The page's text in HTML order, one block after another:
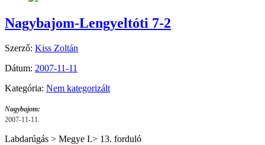
Nagybajom-Lengyeltóti 7-2
Szerző: Kiss Zoltán
Dátum: 2007-11-11
Kategória: Nem kategorizált
Nagybajom:
2007-11-11.
Labdarúgás > Megye I.> 13. forduló